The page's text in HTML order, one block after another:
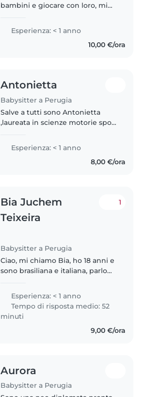
bambini e giocare con loro, mi
cose nuove, la cultura e viaggiare.
amo la musica, il cinema e i libri,
Esperienza: < 1 anno
10,00 €/ora
Antonietta
Babysitter a Perugia
Salve a tutti sono Antonietta
,laureata in scienze motorie sport
studi presso l'università di
perugia ,ho diverse esperienze
con i bambini data anche..
Esperienza: < 1 anno
8,00 €/ora
Bia Juchem
Teixeira
Babysitter a Perugia
1
Ciao, mi chiamo Bia, ho 18 anni e
sono brasiliana e italiana, parlo
bambini e ho esperienza di
avere una sorella minore, ma
sono..
Esperienza: < 1 anno
Tempo di risposta medio: 52
minuti
9,00 €/ora
Aurora
Babysitter a Perugia